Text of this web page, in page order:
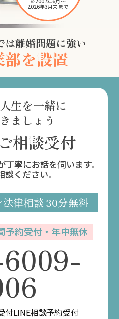
2026年3月末まで
は離婚問題に強い
を設置
生を一緒に
ましょう
相談受付
寧にお話を伺います。
ください。
法律相談 30分無料
予約受付・年中無休
付LINE相談予約受付